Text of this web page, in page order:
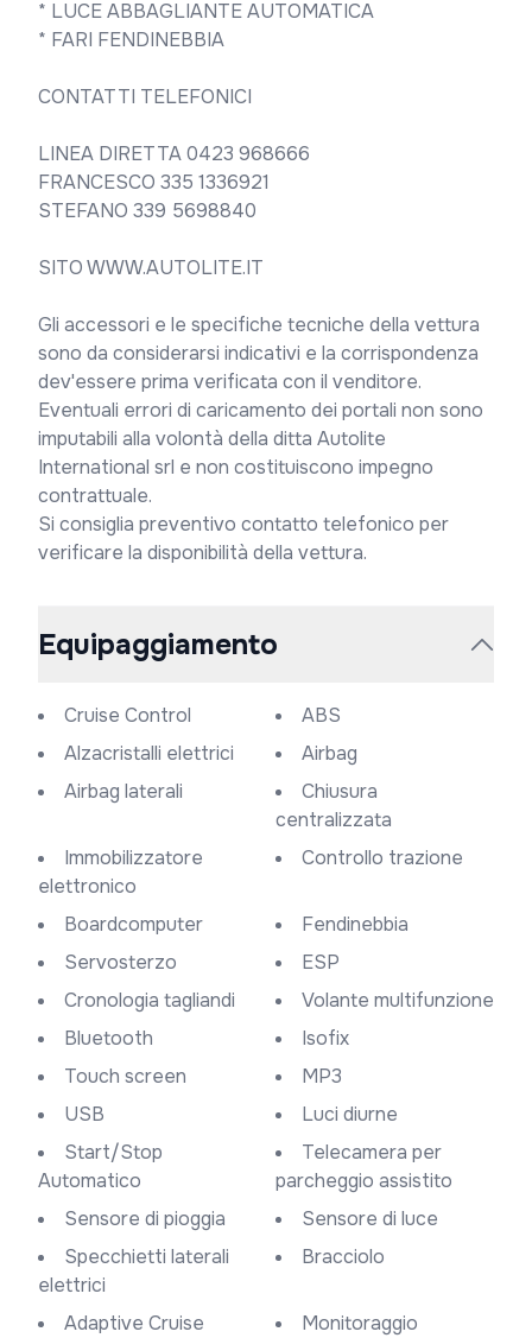
* LUCE ABBAGLIANTE AUTOMATICA
* FARI FENDINEBBIA
CONTATTI TELEFONICI
LINEA DIRETTA 0423 968666
FRANCESCO 335 1336921
STEFANO 339 5698840
SITO WWW.AUTOLITE.IT
Gli accessori e le specifiche tecniche della vettura
sono da considerarsi indicativi e la corrispondenza
dev'essere prima verificata con il venditore.
Eventuali errori di caricamento dei portali non sono
imputabili alla volontà della ditta Autolite
International srl e non costituiscono impegno
contrattuale.
Si consiglia preventivo contatto telefonico per
verificare la disponibilità della vettura.
Equipaggiamento
Cruise Control
ABS
Alzacristalli elettrici
Airbag
Airbag laterali
Chiusura
centralizzata
Immobilizzatore
elettronico
Controllo trazione
Boardcomputer
Fendinebbia
Servosterzo
ESP
Cronologia tagliandi
Volante multifunzione
Bluetooth
Isofix
Touch screen
MP3
USB
Luci diurne
Start/Stop
Automatico
Telecamera per
parcheggio assistito
Sensore di pioggia
Sensore di luce
Specchietti laterali
elettrici
Bracciolo
Adaptive Cruise
Monitoraggio